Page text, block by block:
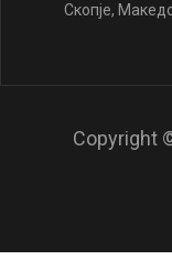
Скопје,
Copyright